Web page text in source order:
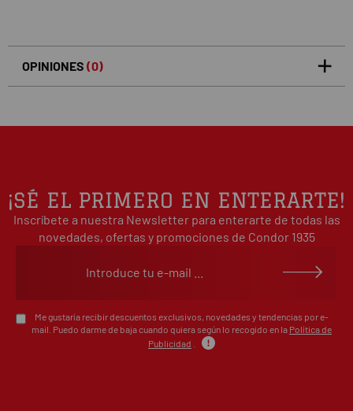
OPINIONES (0)
5
4
0%
estrellas
0%
1
estrellas 0%
¡SÉ EL PRIMERO EN ENTERARTE!
Inscríbete a nuestra Newsletter para enterarte de todas las
novedades, ofertas y promociones de Condor 1935
Me gustaría recibir descuentos exclusivos, novedades y tendencias por e-
mail. Puedo darme de baja cuando quiera según lo recogido en la Política de
Publicidad